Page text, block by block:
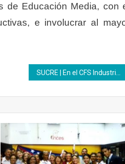
de Educación Media, con
e involucrar al